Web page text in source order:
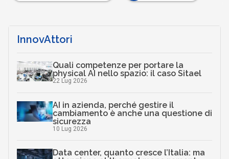
InnovAttori
Quali competenze per portare la
physical AI nello spazio: il caso Sitael
22 Lug 2026
AI in azienda, perché gestire il
cambiamento è anche una questione di
sicurezza
10 Lug 2026
Data center, quanto cresce l’Italia: ma